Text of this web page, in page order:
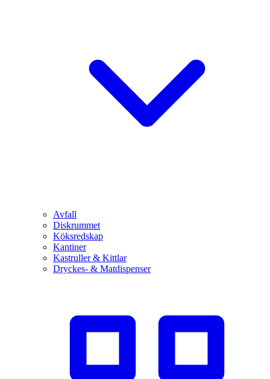
Avfall
Diskrummet
Köksredskap
Kantiner
Kastruller & Kittlar
Dryckes- & Matdispenser